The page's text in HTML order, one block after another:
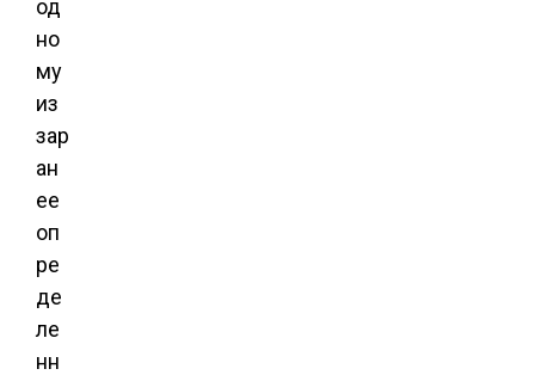
од
но
му
из
зар
ан
ее
оп
ре
де
ле
нн